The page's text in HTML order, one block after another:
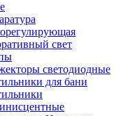
свет
светодиодные
для бани